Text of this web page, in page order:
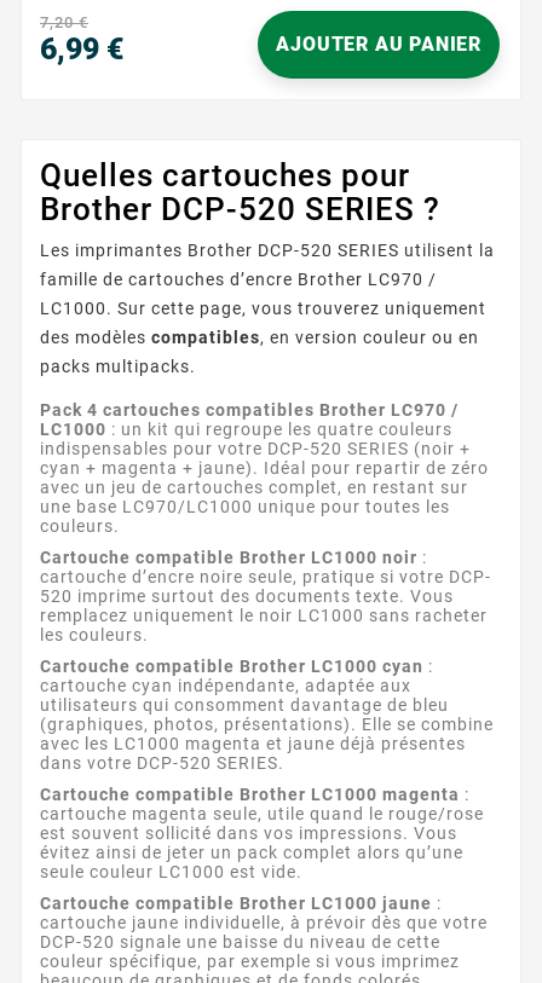
d’utilisation fluide et rassurante. Idéale pour les...
7,20 €
6,99 € AJOUTER AU PANIER
Quelles cartouches pour
Brother DCP-520 SERIES ?
Les imprimantes Brother DCP-520 SERIES utilisent la
famille de cartouches d’encre Brother LC970 /
LC1000. Sur cette page, vous trouverez uniquement
des modèles compatibles, en version couleur ou en
packs multipacks.
Pack 4 cartouches compatibles Brother LC970 /
LC1000 : un kit qui regroupe les quatre couleurs
indispensables pour votre DCP-520 SERIES (noir +
cyan + magenta + jaune). Idéal pour repartir de zéro
avec un jeu de cartouches complet, en restant sur
une base LC970/LC1000 unique pour toutes les
couleurs.
Cartouche compatible Brother LC1000 noir :
cartouche d’encre noire seule, pratique si votre DCP-
520 imprime surtout des documents texte. Vous
remplacez uniquement le noir LC1000 sans racheter
les couleurs.
Cartouche compatible Brother LC1000 cyan :
cartouche cyan indépendante, adaptée aux
utilisateurs qui consomment davantage de bleu
(graphiques, photos, présentations). Elle se combine
avec les LC1000 magenta et jaune déjà présentes
dans votre DCP-520 SERIES.
Cartouche compatible Brother LC1000 magenta :
cartouche magenta seule, utile quand le rouge/rose
est souvent sollicité dans vos impressions. Vous
évitez ainsi de jeter un pack complet alors qu’une
seule couleur LC1000 est vide.
Cartouche compatible Brother LC1000 jaune :
cartouche jaune individuelle, à prévoir dès que votre
DCP-520 signale une baisse du niveau de cette
couleur spécifique, par exemple si vous imprimez